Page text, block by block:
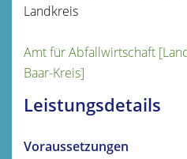
Landkreis
Amt für Abfallwirtschaft
Baar-Kreis]
Leistungsdetails
Voraussetzungen